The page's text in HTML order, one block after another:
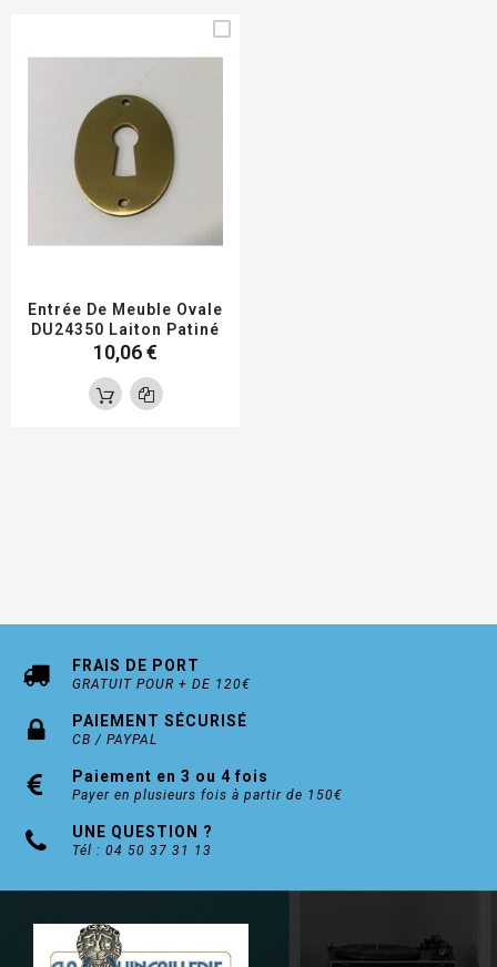
Entrée De Meuble Ovale
DU24350 Laiton Patiné
10,06 €
FRAIS DE PORT
GRATUIT POUR + DE 120€
PAIEMENT SÉCURISÉ
CB / PAYPAL
Paiement en 3 ou 4 fois
Payer en plusieurs fois à partir de 150€
UNE QUESTION ?
Tél : 04 50 37 31 13